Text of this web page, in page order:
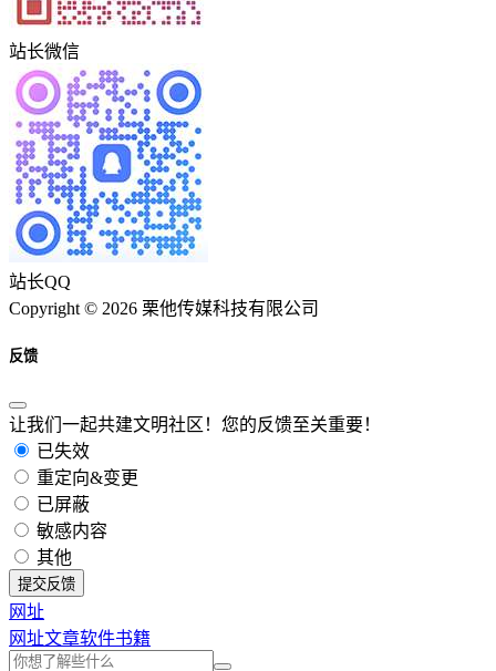
站长微信
站长QQ
Copyright © 2026 栗他传媒科技有限公司
反馈
让我们一起共建文明社区！您的反馈至关重要！
已失效
重定向&变更
已屏蔽
敏感内容
其他
提交反馈
网址
网址文章软件书籍